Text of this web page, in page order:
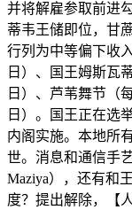
并将解雇参取前进
蒂韦王储即位，甘
行列为中等偏下收
日）、国王姆斯瓦
日）、芦苇舞节（
日）。国王正在选
内阁实施。本地所
世。消息和通信手
Maziya），还有和
度？提出解除，【